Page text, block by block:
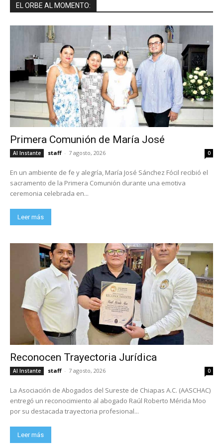
EL ORBE AL MOMENTO:
Primera Comunión de María José
Al Instante staff - 7 agosto, 2026 0
En un ambiente de fe y alegría, María José Sánchez Fócil recibió el
sacramento de la Primera Comunión durante una emotiva
ceremonia celebrada en...
Leer más
Reconocen Trayectoria Jurídica
Al Instante staff - 7 agosto, 2026 0
La Asociación de Abogados del Sureste de Chiapas A.C. (AASCHAC)
entregó un reconocimiento al abogado Raúl Roberto Mérida Moo
por su destacada trayectoria profesional...
Leer más